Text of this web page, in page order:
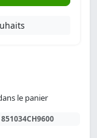
le panier
851034CH9600